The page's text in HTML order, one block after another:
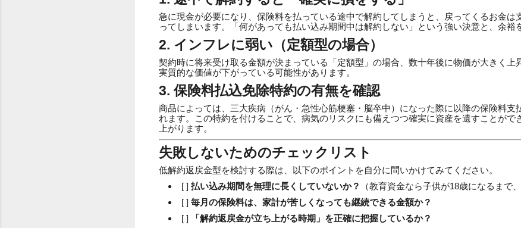
急に現金が必要になり、保険料を払っている途中で解約してしまうと、戻ってくるお金は
ってしまいます。「何があっても払い込み期間中は解約しない」という強い決意と、余裕
2. インフレに弱い（定額型の場合）
契約時に将来受け取る金額が決まっている「定額型」の場合、数十年後に物価が大きく上
実質的な価値が下がっている可能性があります。
3. 保険料払込免除特約の有無を確認
商品によっては、三大疾病（がん・急性心筋梗塞・脳卒中）になった際に以降の保険料支
れます。この特約を付けることで、病気のリスクにも備えつつ確実に資産を遺すことがで
上がります。
失敗しないためのチェックリスト
低解約返戻金型を検討する際は、以下のポイントを自分に問いかけてみてください。
[ ] 払い込み期間を無理に長くしていないか？
（教育資金なら子供が18歳になるまで
[ ] 毎月の保険料は、家計が苦しくなっても継続できる金額か？
[ ]
「解約返戻金が立ち上がる時期」を正確に把握しているか？